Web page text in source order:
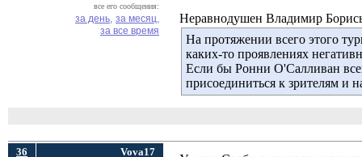
все его сообщения:
за день, за месяц,
за все время
Неравнодушен Владимир
На протяжении всего этого
каких-то проявлениях
Если бы Ронни О'Салливан
присоединиться к зрителям и
36 Vova17